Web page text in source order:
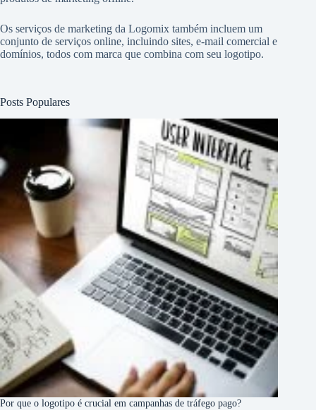
Os serviços de marketing da Logomix também incluem um
conjunto de serviços online, incluindo sites, e-mail comercial e
domínios, todos com marca que combina com seu logotipo.
Posts Populares
Por que o logotipo é crucial em campanhas de tráfego pago?